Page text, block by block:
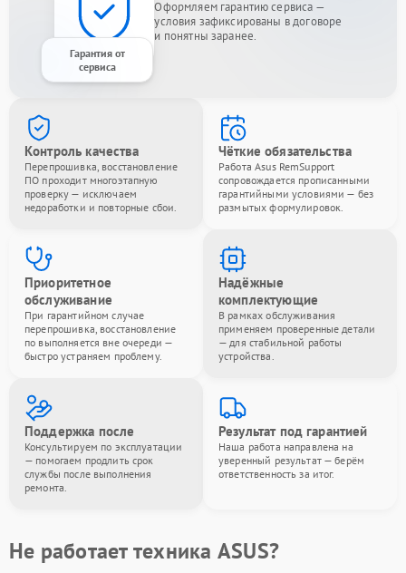
Гарантия от
сервиса
Оформляем гарантию сервиса —
условия зафиксированы в договоре
и понятны заранее.
Контроль качества
Перепрошивка, восстановление
ПО проходит многоэтапную
проверку — исключаем
недоработки и повторные сбои.
Чёткие обязательства
Работа Asus RemSupport
сопровождается прописанными
гарантийными условиями — без
размытых формулировок.
Приоритетное
обслуживание
При гарантийном случае
перепрошивка, восстановление
по выполняется вне очереди —
быстро устраняем проблему.
Надёжные
комплектующие
В рамках обслуживания
применяем проверенные детали
— для стабильной работы
устройства.
Поддержка после
Консультируем по эксплуатации
— помогаем продлить срок
службы после выполнения
ремонта.
Результат под гарантией
Наша работа направлена на
уверенный результат — берём
ответственность за итог.
Не работает техника ASUS?